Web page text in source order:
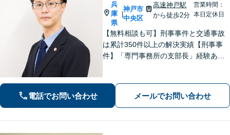
兵
庫
県
|
神戸市
中央区
高速神戸駅
から徒歩2分
営業時間：
本日定休日
【無料相談も可】刑事事件と交通事故
は累計350件以上の解決実績【刑事事
件】「専門事務所の支部長」経験あ
額した事例、示談金が5倍以上に増額し
た事例など多数【神戸駅3分】
電話でお問い合わせ メールでお問い合わせ